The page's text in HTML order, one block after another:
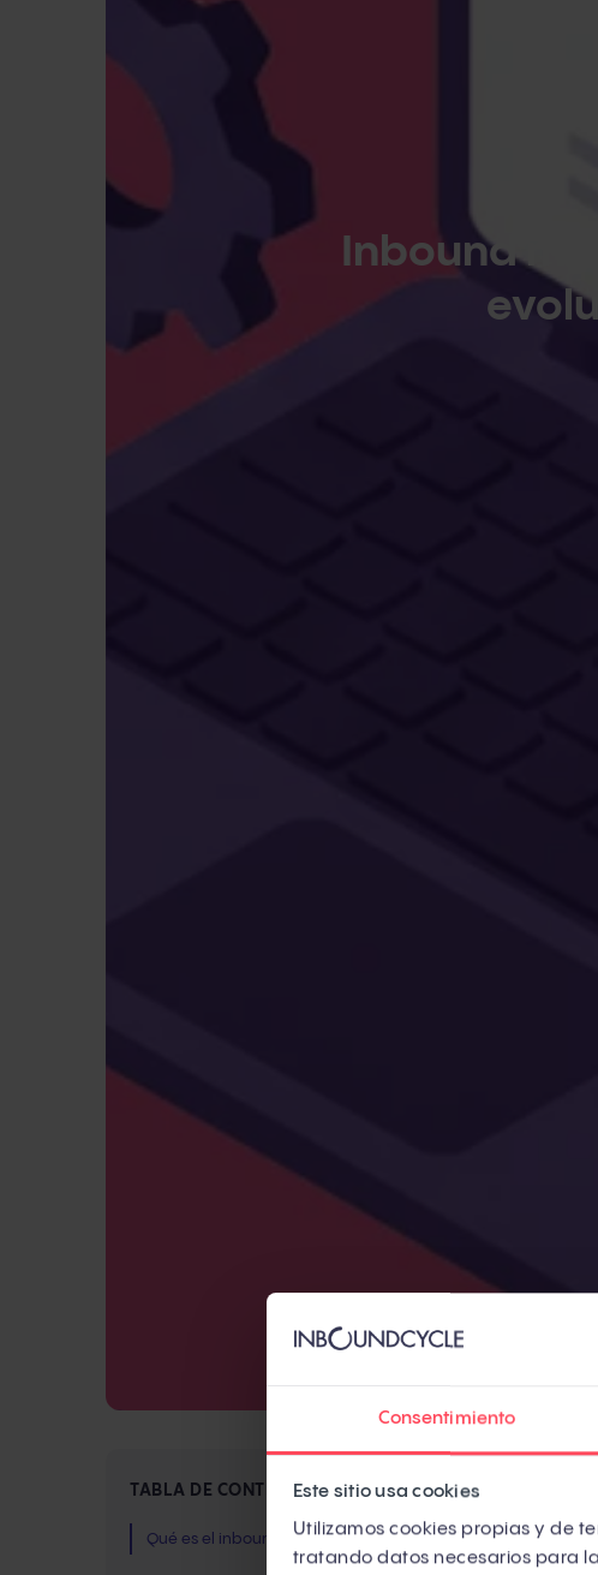
Consentimiento
Este sitio usa cookies
Utilizamos cookies propias y de
tratando datos necesarios para
Inbound
TABLA DE CONTENIDOS
Qué es el inbound marketing
Si
crear un